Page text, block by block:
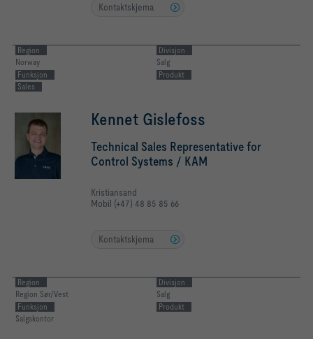
Kontaktskjema
Region
Norway
Divisjon
Salg
Funksjon
Sales
Produkt
Kennet Gislefoss
Technical Sales Representative for
Control Systems / KAM
Kristiansand
Mobil (+47) 48 85 85 66
Kontaktskjema
Region
Region Sør/Vest
Divisjon
Salg
Funksjon
Salgskontor
Produkt